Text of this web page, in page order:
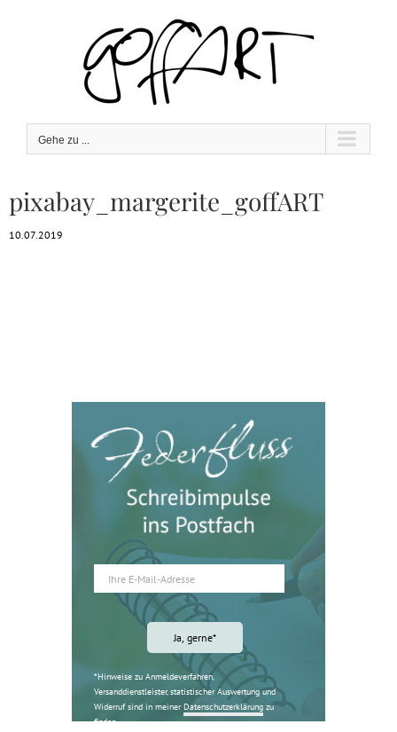
Gehe zu ...
pixabay_margerite_goffART
10.07.2019
*Hinweise zu Anmeldeverfahren,
Versanddienstleister, statistischer Auswertung und
Widerruf sind in meinerDatenschutzerklärung zu
finden.